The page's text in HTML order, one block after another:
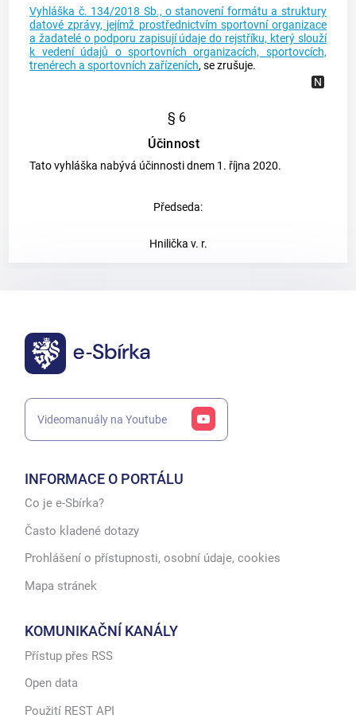
Vyhláška č. 134/2018 Sb., o stanovení formátu a struktury
datové zprávy, jejímž prostřednictvím sportovní organizace
a žadatelé o podporu zapisují údaje do rejstříku, který slouží
k vedení údajů o sportovních organizacích, sportovcích,
trenérech a sportovních zařízeních, se zrušuje.
§ 6
Účinnost
Tato vyhláška nabývá účinnosti dnem 1. října 2020.
Předseda:
Hnilička v. r.
Videomanuály na Youtube
INFORMACE O PORTÁLU
Co je e-Sbírka?
Často kladené dotazy
Prohlášení o přístupnosti, osobní údaje, cookies
Mapa stránek
KOMUNIKAČNÍ KANÁLY
Přístup přes RSS
Open data
Použití REST API